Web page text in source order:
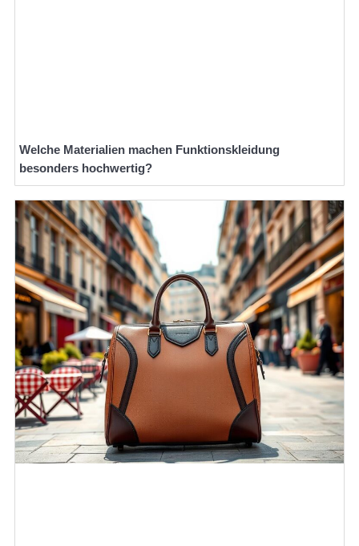
Welche Materialien machen Funktionskleidung
besonders hochwertig?